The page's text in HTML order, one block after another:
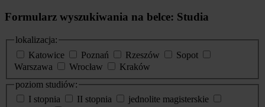
Formularz wyszukiwania na belce: Studia
lokalizacja:
Katowice
Poznań Rzeszów
Sopot
Warszawa
Wrocław
Kraków
poziom studiów:
I stopnia
II stopnia
jednolite magisterskie